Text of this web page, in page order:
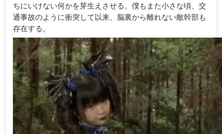
ちにいけない何かを芽生えさせる。僕もまた小さな頃、交
通事故のように衝突して以来、脳裏から離れない敵幹部も
存在する。